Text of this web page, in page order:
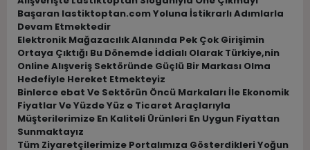
Başaran lastiktoptan.com Yoluna İstikrarlı Adımlarla
Devam Etmektedir
Elektronik Mağazacılık Alanında Pek Çok Girişimin
Ortaya Çıktığı Bu Dönemde İddialı Olarak Türkiye,nin
Online Alışveriş Sektöründe Güçlü Bir Markası Olma
Hedefiyle Hereket Etmekteyiz
Binlerce ebat Ve Sektörün Öncü Markaları İle Ekonomik
Fiyatlar Ve Yüzde Yüz e Ticaret Araçlarıyla
Müşterilerimize En Kaliteli Ürünleri En Uygun Fiyattan
Sunmaktayız
Tüm Ziyaretçilerimize Portalımıza Gösterdikleri Yoğun